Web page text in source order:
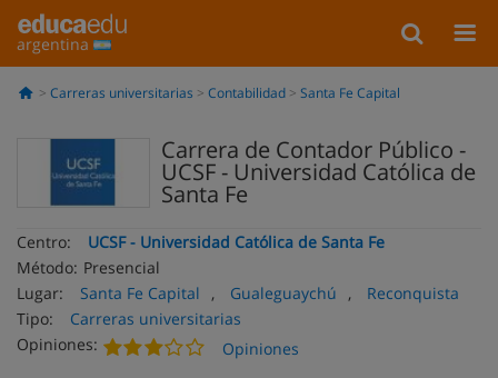
argentina
Carreras universitarias Contabilidad Santa Fe Capital
Carrera de Contador Público -
UCSF - Universidad Católica de
Santa Fe
Centro:
UCSF - Universidad Católica de Santa Fe
Método: Presencial
Lugar:
Santa Fe Capital , Gualeguaychú ,
Reconquista
Tipo:
Carreras universitarias
Opiniones:
Opiniones